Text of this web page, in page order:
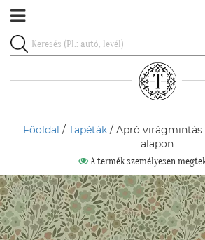
Főoldal / Tapéták / Apró virágmintás
alapon
A termék személyesen